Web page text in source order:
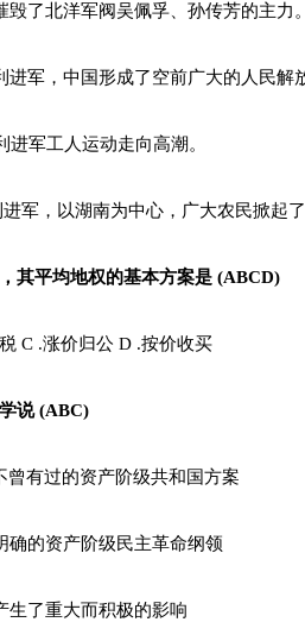
了北洋军阀吴佩孚、孙传芳的主力
军，中国形成了空前广大的人民解
军工人运动走向高潮。
，以湖南为中心，广大农民掀起
其平均地权的基本方案是 (ABCD)
C .涨价归公 D .按价收买
说 (ABC)
有过的资产阶级共和国方案
的资产阶级民主革命纲领
了重大而积极的影响